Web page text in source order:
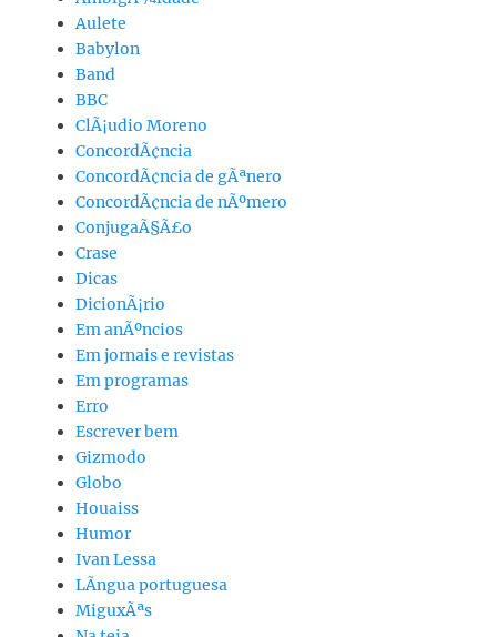
Aulete
Babylon
Band
BBC
ClÃ¡udio Moreno
ConcordÃ¢ncia
ConcordÃ¢ncia de gÃªnero
ConcordÃ¢ncia de nÃºmero
ConjugaÃ§Ã£o
Crase
Dicas
DicionÃ¡rio
Em anÃºncios
Em jornais e revistas
Em programas
Erro
Escrever bem
Gizmodo
Globo
Houaiss
Humor
Ivan Lessa
LÃ­ngua portuguesa
MiguxÃªs